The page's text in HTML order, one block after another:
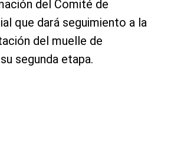
del Comité de
que dará seguimiento a la
del muelle de
segunda etapa.